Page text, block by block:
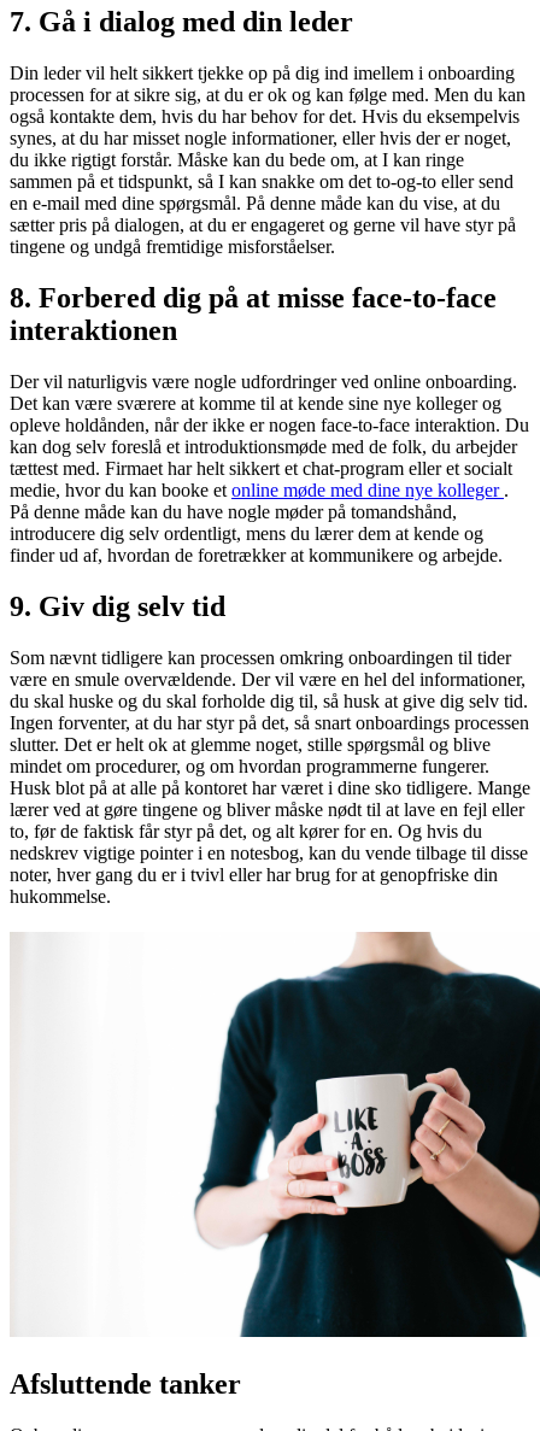
7. Gå i dialog med din leder
Din leder vil helt sikkert tjekke op på dig ind imellem i onboarding
processen for at sikre sig, at du er ok og kan følge med. Men du kan
også kontakte dem, hvis du har behov for det. Hvis du eksempelvis
synes, at du har misset nogle informationer, eller hvis der er noget,
du ikke rigtigt forstår. Måske kan du bede om, at I kan ringe
sammen på et tidspunkt, så I kan snakke om det to-og-to eller send
en e-mail med dine spørgsmål. På denne måde kan du vise, at du
sætter pris på dialogen, at du er engageret og gerne vil have styr på
tingene og undgå fremtidige misforståelser.
8. Forbered dig på at misse face-to-face
interaktionen
Der vil naturligvis være nogle udfordringer ved online onboarding.
Det kan være sværere at komme til at kende sine nye kolleger og
opleve holdånden, når der ikke er nogen face-to-face interaktion. Du
kan dog selv foreslå et introduktionsmøde med de folk, du arbejder
tættest med. Firmaet har helt sikkert et chat-program eller et socialt
medie, hvor du kan booke et online møde med dine nye kolleger .
På denne måde kan du have nogle møder på tomandshånd,
introducere dig selv ordentligt, mens du lærer dem at kende og
finder ud af, hvordan de foretrækker at kommunikere og arbejde.
9. Giv dig selv tid
Som nævnt tidligere kan processen omkring onboardingen til tider
være en smule overvældende. Der vil være en hel del informationer,
du skal huske og du skal forholde dig til, så husk at give dig selv tid.
Ingen forventer, at du har styr på det, så snart onboardings processen
slutter. Det er helt ok at glemme noget, stille spørgsmål og blive
mindet om procedurer, og om hvordan programmerne fungerer.
Husk blot på at alle på kontoret har været i dine sko tidligere. Mange
lærer ved at gøre tingene og bliver måske nødt til at lave en fejl eller
to, før de faktisk får styr på det, og alt kører for en. Og hvis du
nedskrev vigtige pointer i en notesbog, kan du vende tilbage til disse
noter, hver gang du er i tvivl eller har brug for at genopfriske din
hukommelse.
Afsluttende tanker